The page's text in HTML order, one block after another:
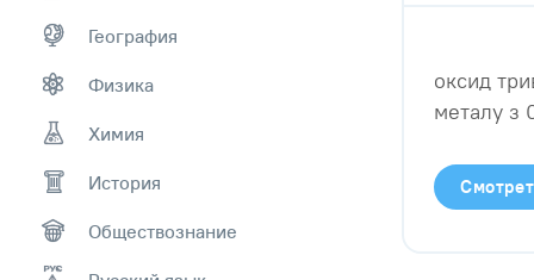
География
Физика
Химия
История
Обществознание
оксид
металу з